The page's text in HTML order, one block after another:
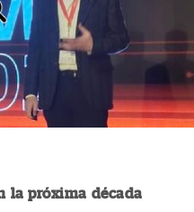
la próxima década